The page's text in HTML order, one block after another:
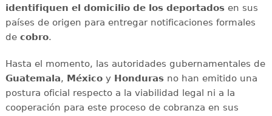
identifiquen el domicilio de los deportadosen sus
países de origen para entregar notificaciones formales
de cobro.
Hasta el momento, las autoridades gubernamentales de
Guatemala, Méxicoy Hondurasno han emitido una
postura oficial respecto a la viabilidad legal ni a la
cooperación para este proceso de cobranza en sus